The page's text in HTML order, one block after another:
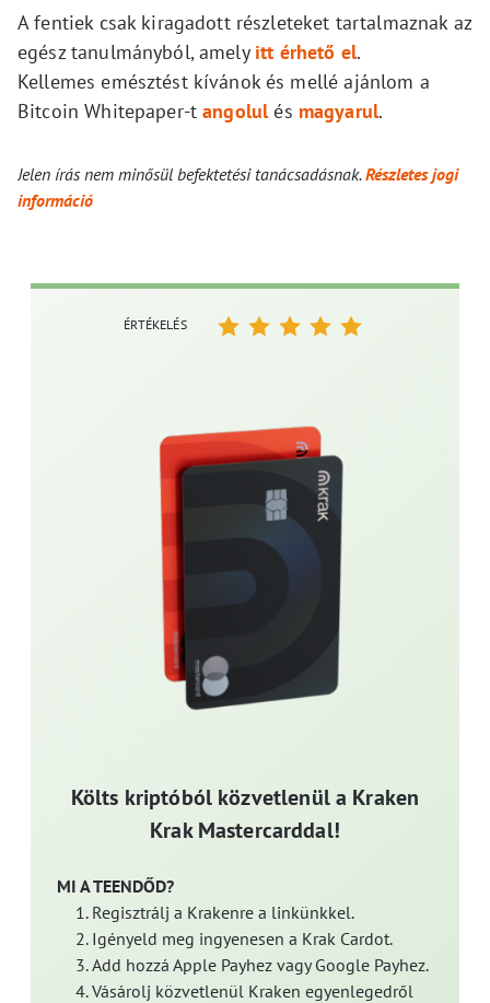
A fentiek csak kiragadott részleteket tartalmaznak az
egész tanulmányból, amely itt érhető el.
Kellemes emésztést kívánok és mellé ajánlom a
Bitcoin Whitepaper-tangolulés magyarul.
Jelen írás nem minősül befektetési tanácsadásnak.Részletes jogi
információ
Költs kriptóból közvetlenül a Kraken
Krak Mastercarddal!
MI A TEENDŐD?
Regisztrálj a Krakenre a linkünkkel.
Igényeld meg ingyenesen a Krak Cardot.
Add hozzá Apple Payhez vagy Google Payhez.
Vásárolj közvetlenül Kraken egyenlegedről
ÉRTÉKELÉS